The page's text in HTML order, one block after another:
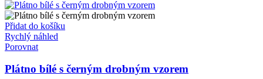
Přidat do košíku
Rychlý náhled
Porovnat
Plátno bílé s černým drobným vzorem